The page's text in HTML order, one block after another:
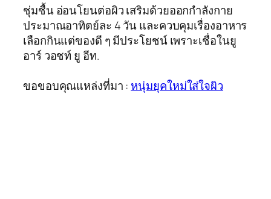
ชุ่มชื้น อ่อนโยนต่อผิว เสริมด้วยออกกำลังกาย
ประมาณอาทิตย์ละ 4 วัน และควบคุมเรื่องอาหาร
เลือกกินแต่ของดี ๆ มีประโยชน์ เพราะเชื่อในยู
อาร์ วอชท์ ยู อีท.
ขอขอบคุณแหล่งที่มา : หนุ่มยุคใหม่ใส่ใจผิว